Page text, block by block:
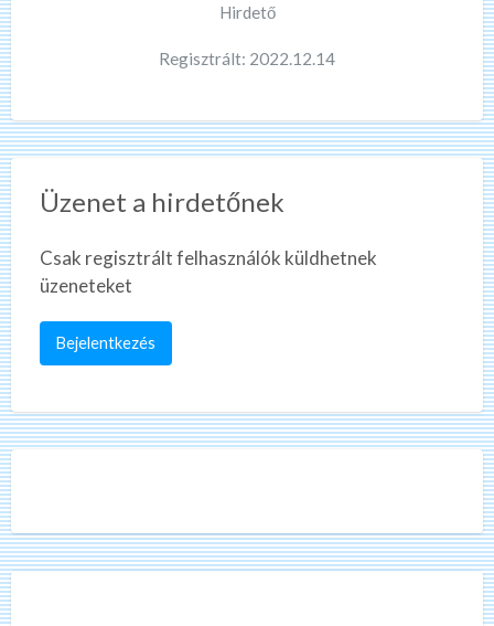
Hirdető
Regisztrált: 2022.12.14
Üzenet a hirdetőnek
Csak regisztrált felhasználók küldhetnek
üzeneteket
Bejelentkezés